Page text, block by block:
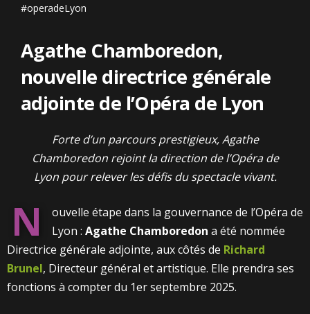
#operadeLyon
Agathe Chamboredon,
nouvelle directrice générale
adjointe de l’Opéra de Lyon
Forte d’un parcours prestigieux, Agathe
Chamboredon rejoint la direction de l’Opéra de
Lyon pour relever les défis du spectacle vivant.
N
ouvelle étape dans la gouvernance de l’Opéra de
Lyon : Agathe Chamboredon a été nommée
Directrice générale adjointe, aux côtés de Richard
Brunel, Directeur général et artistique. Elle prendra ses
fonctions à compter du 1er septembre 2025.